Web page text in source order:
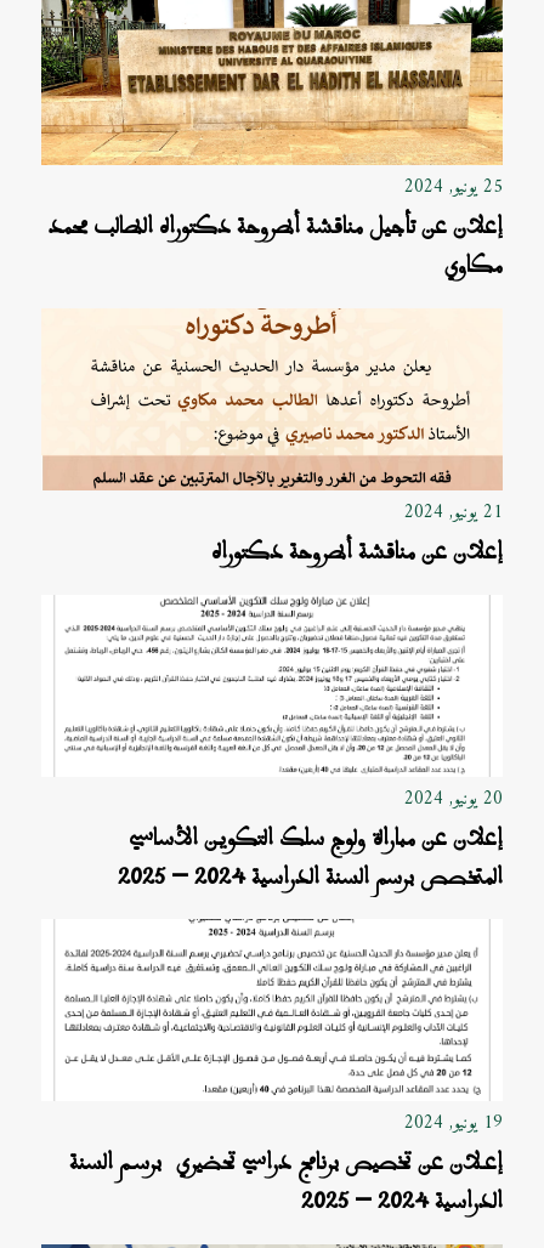
25 يونيو, 2024
إعلان عن تأجيل مناقشة أطروحة دكتوراه الطالب محمد
مكاوي
21 يونيو, 2024
إعلان عن مناقشة أطروحة دكتوراه
20 يونيو, 2024
إعلان عن مباراة ولوج سلك التكوين الأساسي
المتخصص برسم السنة الدراسية 2024 – 2025
19 يونيو, 2024
إعـلان عن تخصيص برنامج دراسي تحضيري برسـم السنة
الدراسية 2024 – 2025